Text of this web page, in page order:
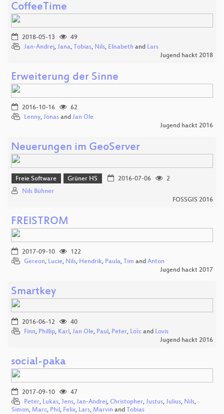
CoffeeTime
2018-05-13
49
Jan-Andrej, Jana, Tobias, Nils, Elisabeth and Lars
Jugend hackt 2018
Erweiterung der Sinne
2016-10-16
62
Lenny, Jonas and Jan Ole
Jugend hackt 2016
Neuerungen im GeoServer
Freie Software Grüner HS 2016-07-06
2
Nils Bühner
FOSSGIS 2016
FREISTROM
2017-09-10
122
Gereon, Lucie, Nils, Hendrik, Paula, Tim and Anton
Jugend hackt 2017
Smartkey
2016-06-12
40
Finn, Phillip, Karl , Jan Ole, Paul , Peter, Loїc and Lovis
Jugend hackt 2016
social-paka
2017-09-10
47
Peter, Lukas, Jens, Jan-Andrej, Christopher, Justus, Julius, Nils,
Simon, Marc, Phil , Felix, Lars, Marvin and Tobias